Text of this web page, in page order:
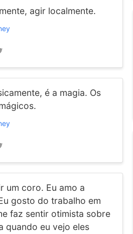
agir localmente.
é a magia. Os
um coro. Eu amo a
gosto do trabalho em
faz sentir otimista sobre
quando eu vejo eles